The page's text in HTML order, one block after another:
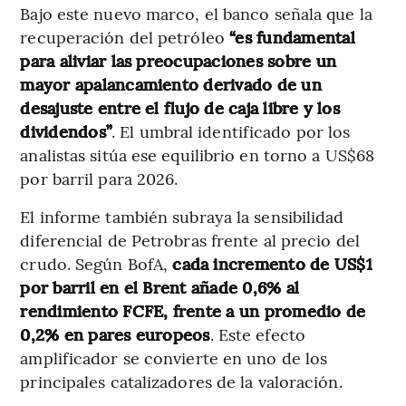
Bajo este nuevo marco, el banco señala que la
recuperación del petróleo “es fundamental
para aliviar las preocupaciones sobre un
mayor apalancamiento derivado de un
desajuste entre el flujo de caja libre y los
dividendos”. El umbral identificado por los
analistas sitúa ese equilibrio en torno a US$68
por barril para 2026.
El informe también subraya la sensibilidad
diferencial de Petrobras frente al precio del
crudo. Según BofA,cada incremento de US$1
por barril en el Brent añade 0,6% al
rendimiento FCFE, frente a un promedio de
0,2% en pares europeos. Este efecto
amplificador se convierte en uno de los
principales catalizadores de la valoración.